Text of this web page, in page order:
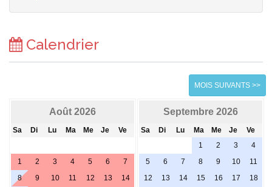
Calendrier
MOIS SUIVANTS >>
Août 2026
Sa Di Lu Ma Me Je Ve
1 2 3 4 5 6
7
8
9 10 11 12 13
14
Septembre 2026
Sa Di Lu Ma Me Je
Ve
1
2 3
4
5
6 7 8 9 10
11
12
13 14 15 16 17
18